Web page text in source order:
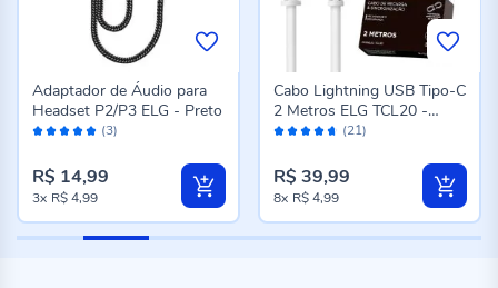
Avaliação: (3)
Adaptador de Áudio para
Headset P2/P3 ELG - Preto
R$ 14,99
3x R$ 4,99
Avaliação: (21)
Cabo Lightning USB Tipo-C
2 Metros ELG TCL20 -
Branco
R$ 39,99
8x R$ 4,99